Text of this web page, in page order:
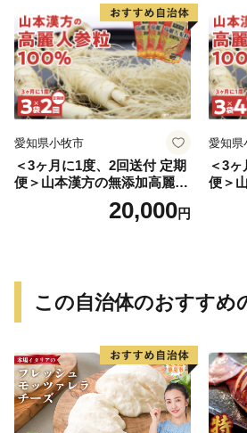
愛知県小牧市
＜3ヶ月に1度、2回送付 定期
便＞山本漢方の無添加高麗人
20,000円
愛知県
＜3
便＞
この自治体のおすすめ